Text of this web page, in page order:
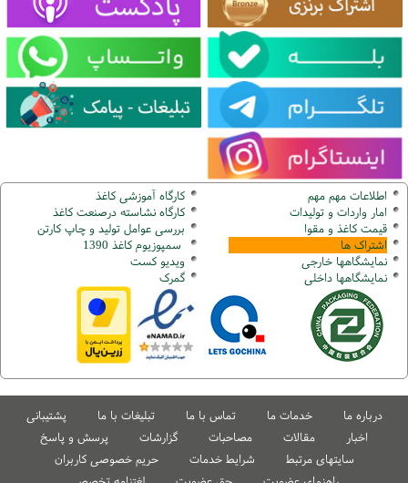
اطلاعات مهم مهم
امار واردات و تولیدات
قیمت کاغذ و مقوا
اشتراک ها
نمایشگاهها خارجی
نمایشگاهها داخلی
کارگاه آموزشی کاغذ
کارگاه نشاسته درصنعت کاغذ
بررسی عوامل تولید و چاپ کارتن
سمپوزیوم کاغذ 1390
ویدیو کست
گمرک
درباره ما خدمات ما تماس با ما تبلیغات با ما
پشتیبانی
اخبار
مقالات مصاحبات گزارشات
پرسش و پاسخ
سایتهای مرتبط
شرایط خدمات
حریم خصوصی کاربران